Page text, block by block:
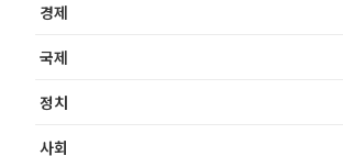
경제
국제
정치
사회